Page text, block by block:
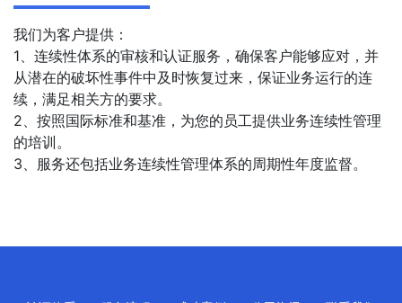
我们为客户提供：
1、连续性体系的审核和认证服务，确保客户能够应对，并
从潜在的破坏性事件中及时恢复过来，保证业务运行的连
续，满足相关方的要求。
2、按照国际标准和基准，为您的员工提供业务连续性管理
的培训。
3、服务还包括业务连续性管理体系的周期性年度监督。